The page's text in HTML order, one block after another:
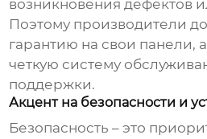
возникновения дефектов
Поэтому производители
гарантию на свои панели,
четкую систему
поддержки.
Акцент на безопасности и
Безопасность – это